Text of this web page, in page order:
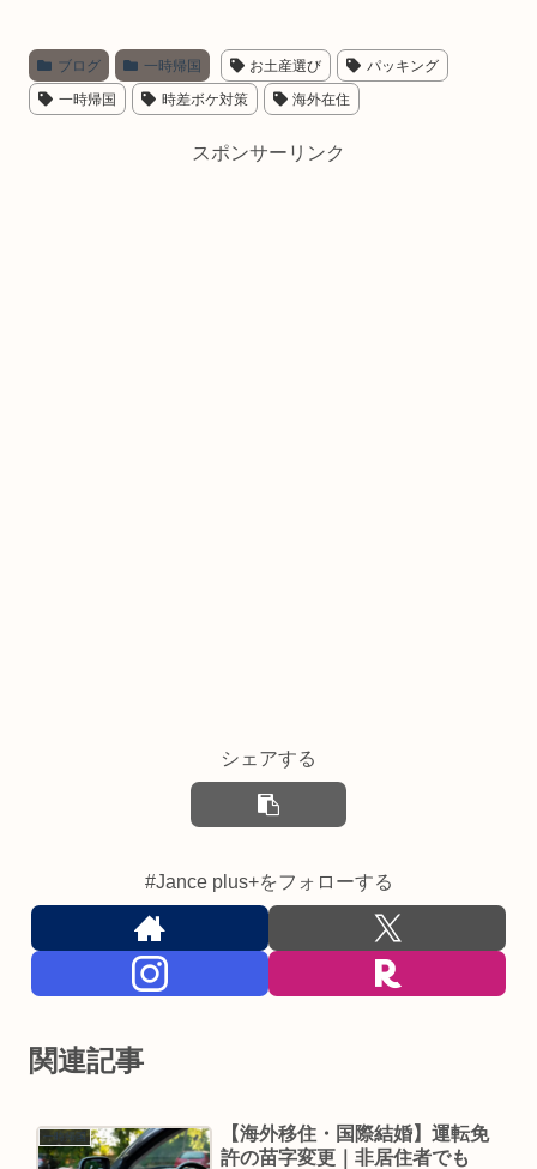
ブログ 一時帰国 お土産選び パッキング
一時帰国 時差ボケ対策 海外在住
スポンサーリンク
シェアする
#Jance plus+をフォローする
関連記事
一時帰国
【海外移住・国際結婚】運転免
許の苗字変更｜非居住者でも